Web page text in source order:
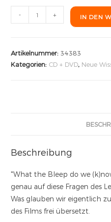
- + IN DEN
Artikelnummer: 34383
Kategorien: CD + DVD, Neue
Beschreibung
"What the Bleep do we
genau auf diese Fragen des
Was glauben wir eigentlich
des Films frei übersetzt.